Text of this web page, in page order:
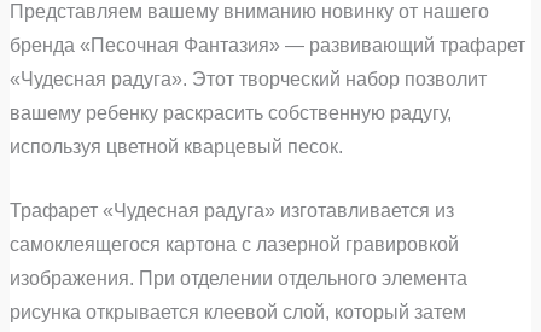
Представляем вашему вниманию новинку от нашего
бренда «Песочная Фантазия» — развивающий трафарет
«Чудесная радуга». Этот творческий набор позволит
вашему ребенку раскрасить собственную радугу,
используя цветной кварцевый песок.
Трафарет «Чудесная радуга» изготавливается из
самоклеящегося картона с лазерной гравировкой
изображения. При отделении отдельного элемента
рисунка открывается клеевой слой, который затем